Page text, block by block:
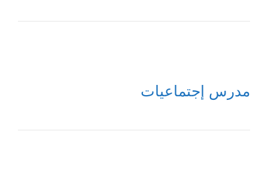
مدرس إجتماعيات